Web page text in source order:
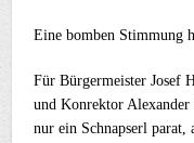
Eine bomben Stimmung
Für Bürgermeister Josef
und Konrektor
nur ein Schnapserl